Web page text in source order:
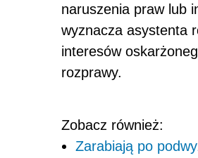
naruszenia praw lub
wyznacza asystenta
interesów
rozprawy.
Zobacz również:
Zarabiają po